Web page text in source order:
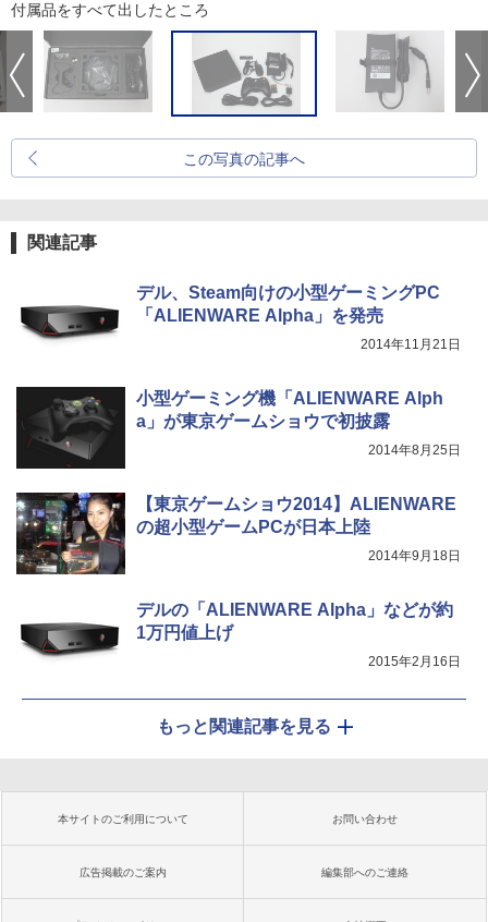
付属品をすべて出したところ
この写真の記事へ
関連記事
デル、Steam向けの小型ゲーミングPC
「ALIENWARE Alpha」を発売
2014年11月21日
小型ゲーミング機「ALIENWARE Alph
a」が東京ゲームショウで初披露
2014年8月25日
【東京ゲームショウ2014】ALIENWARE
の超小型ゲームPCが日本上陸
2014年9月18日
デルの「ALIENWARE Alpha」などが約
1万円値上げ
2015年2月16日
もっと関連記事を見る
本サイトのご利用について お問い合わせ
広告掲載のご案内 編集部へのご連絡